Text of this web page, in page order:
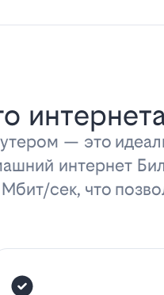
— это
интернет
сек, что